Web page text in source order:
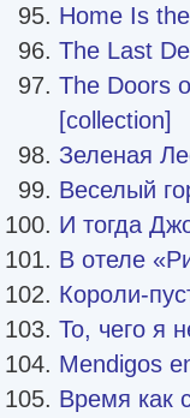
Home Is
The Last
The Doors
[collection]
Зеленая
Веселый
И тогда
В отеле
Короли-
То, чего я
Mendigos
Время как